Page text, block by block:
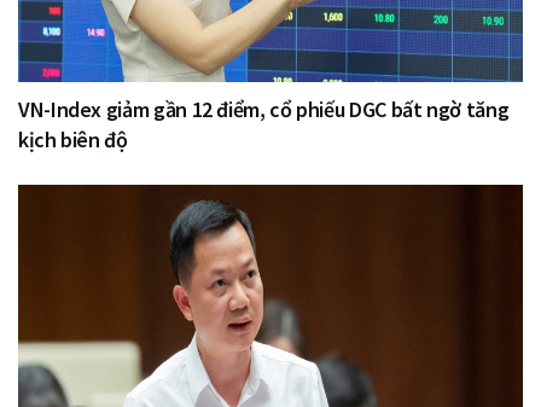
VN-Index giảm gần 12 điểm, cổ phiếu DGC bất ngờ tăng
kịch biên độ